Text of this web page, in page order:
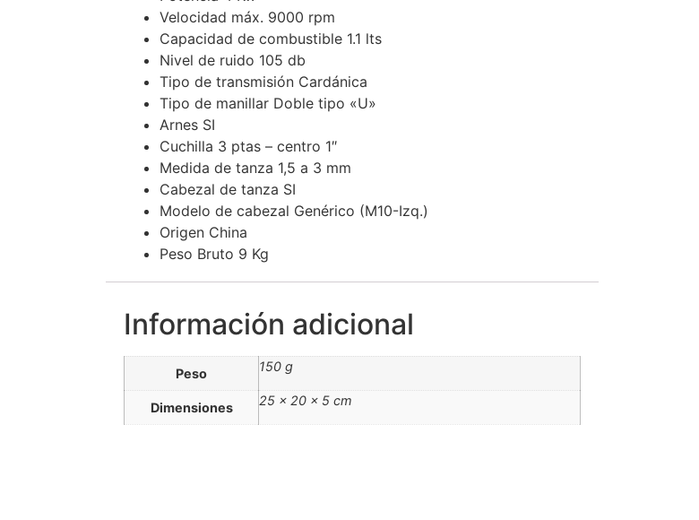
Velocidad máx. 9000 rpm
Capacidad de combustible 1.1 lts
Nivel de ruido 105 db
Tipo de transmisión Cardánica
Tipo de manillar Doble tipo «U»
Arnes SI
Cuchilla 3 ptas – centro 1″
Medida de tanza 1,5 a 3 mm
Cabezal de tanza SI
Modelo de cabezal Genérico (M10-Izq.)
Origen China
Peso Bruto 9 Kg
Información adicional
Peso 150 g
Dimensiones 25 × 20 × 5 cm